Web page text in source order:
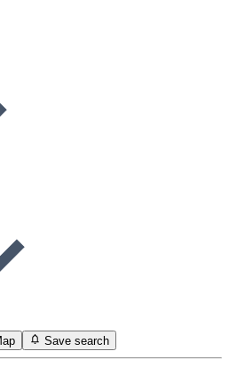
Save search